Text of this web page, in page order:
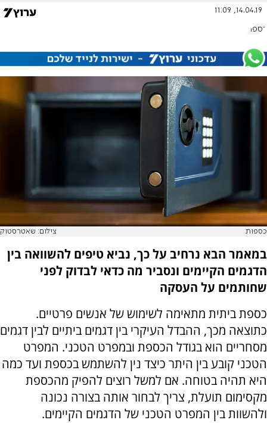
14.04.19, 11:09
כספת
כספות צילום: שאטרסטוק
במאמר הבא נרחיב על כך, נביא טיפים להשוואה בין
הדגמים הקיימים ונסביר מה כדאי לבדוק לפני
שחותמים על העסקה
כספת ביתית מתאימה לשימוש של אנשים פרטיים.
כתוצאה מכך, ההבדל העיקרי בין דגמים ביתיים לבין דגמים
מסחריים הוא בגודל הכספת ובמפרט הטכני. המפרט
הטכני קובע בין היתר כיצד נין להשתמש בכספת ועד כמה
היא תהיה בטוחה. אם למשל רוצים להפיק מהכספת
מקסימום תועלת, צריך לבחור אותה בצורה נכונה
ולהשוות בין המפרט הטכני של הדגמים הקיימים.